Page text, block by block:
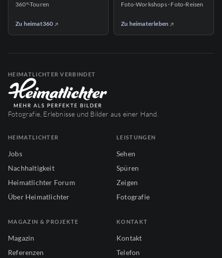
360°-Touren
Zu heimat360
Foto-Workshops · Foto-Reisen
Zu heimaterleben
HEIMATLICHTER VERBINDET
Fotografie, Erlebnisse und Bilder aus einer Hand.
HEIMATLICHTER
Jobs
Nachhaltigkeit
Heimatlichter Forum
Über Heimatlichter
LEISTUNGEN
Sehen
Spüren
Zeigen
Fotografie
MAGAZIN & PROJEKTE
Magazin
Referenzen
KONTAKT
Kontakt
Telefon